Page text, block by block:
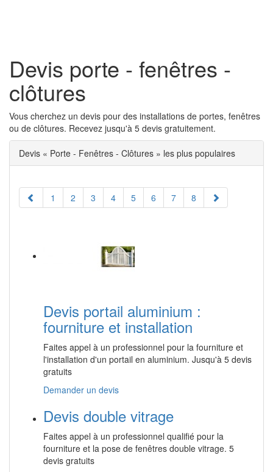
Devis porte - fenêtres -
clôtures
Vous cherchez un devis pour des installations de portes, fenêtres
ou de clôtures. Recevez jusqu'à 5 devis gratuitement.
Devis « Porte - Fenêtres - Clôtures » les plus populaires
1 2 3 4 5 6 7 8
Devis portail aluminium :
fourniture et installation
Faites appel à un professionnel pour la fourniture et
l'installation d'un portail en aluminium. Jusqu'à 5 devis
gratuits
Demander un devis
Devis double vitrage
Faites appel à un professionnel qualifié pour la
fourniture et la pose de fenêtres double vitrage. 5
devis gratuits